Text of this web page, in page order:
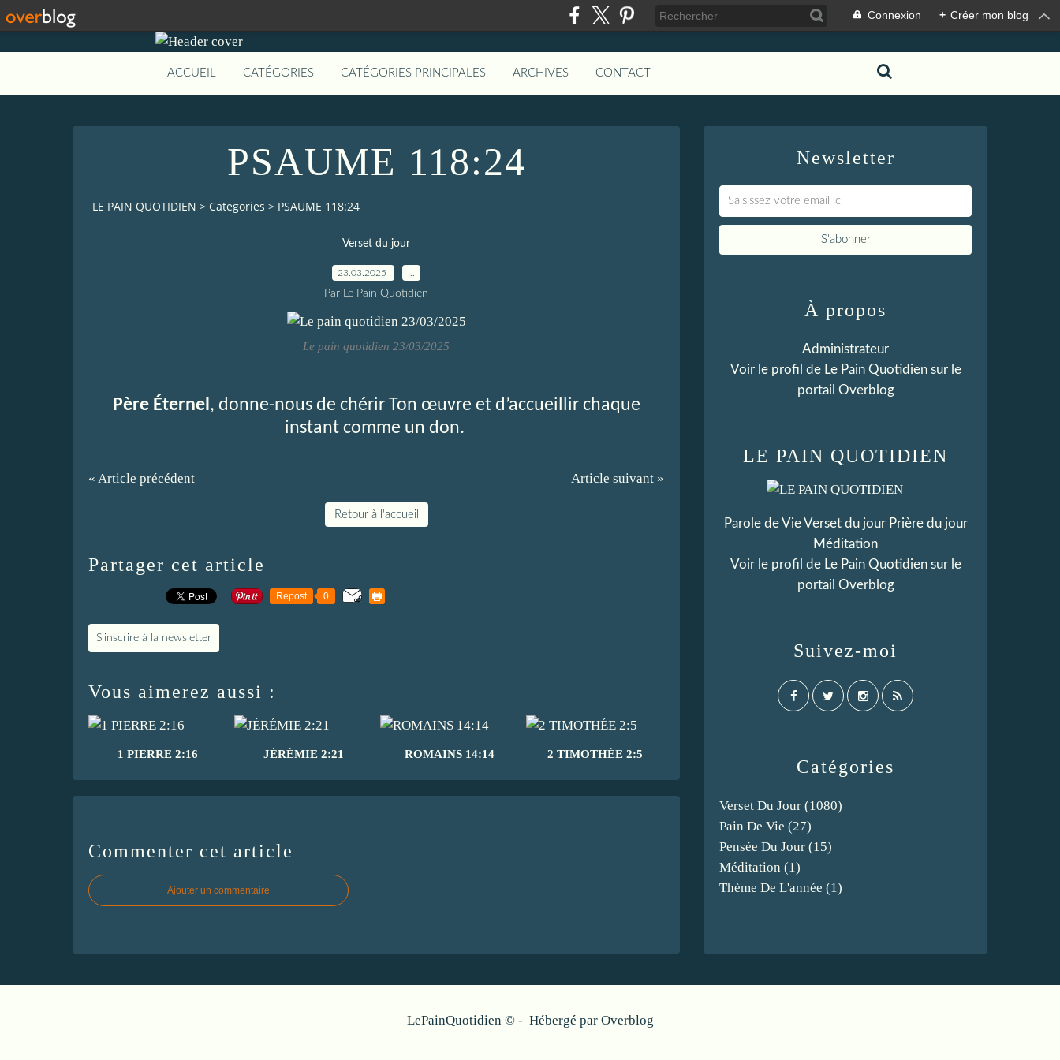
Connexion + Créer mon blog
ACCUEIL CATÉGORIES CATÉGORIES PRINCIPALES ARCHIVES CONTACT
PSAUME 118:24
LE PAIN QUOTIDIEN > Categories > PSAUME 118:24
Verset du jour
23.03.2025
Par Le Pain Quotidien
Le pain quotidien 23/03/2025
Père Éternel , donne-nous de chérir Ton œuvre et d’accueillir chaque
instant comme un don.
« Article précédent Article suivant »
Retour à l'accueil
Partager cet article
Repost 0
S'inscrire à la newsletter
Vous aimerez aussi :
1 PIERRE 2:16 JÉRÉMIE 2:21 ROMAINS 14:14 2 TIMOTHÉE 2:5
Commenter cet article
Ajouter un commentaire
Newsletter
Catégories
Verset Du Jour (1080)
Pain De Vie (27)
Pensée Du Jour (15)
Méditation (1)
Thème De L'année (1)
LE PAIN QUOTIDIEN
Parole de Vie Verset du jour Prière du jour
Méditation
Voir le profil de Le Pain Quotidiensur le
portail Overblog
Suivez-moi
À propos
Administrateur
Voir le profil de Le Pain Quotidiensur le
portail Overblog
LePainQuotidien © - Hébergé par Overblog